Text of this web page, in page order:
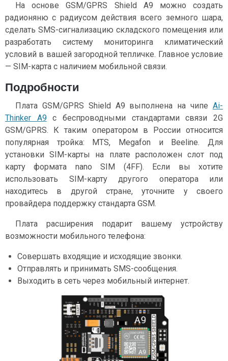
На основе GSM/GPRS Shield A9 можно создать
радионяню с радиусом действия всего земного шара,
сделать SMS-сигнализацию складского помещения или
разработать систему мониторинга климатический
условий в вашей загородной тепличке. Главное условие
— SIM-карта с наличием мобильной связи.
Подробности
Плата GSM/GPRS Shield A9 выполнена на чипе Ai-
Thinker A9с беспроводными стандартами связи 2G
GSM/GPRS. К таким оператором в России относится
популярная тройка: MTS, Megafon и Beeline. Для
установки SIM-карты на плате расположен слот под
карту формата nano SIM (4FF). Если вы хотите
использовать SIM-карту другого оператора или
находитесь в другой стране, уточните у своего
провайдера поддержку стандарта GSM.
Плата расширения подарит вашему устройству
возможности мобильного телефона:
Совершать входящие и исходящие звонки.
Отправлять и принимать SMS-сообщения.
Выходить в сеть через мобильный интернет.